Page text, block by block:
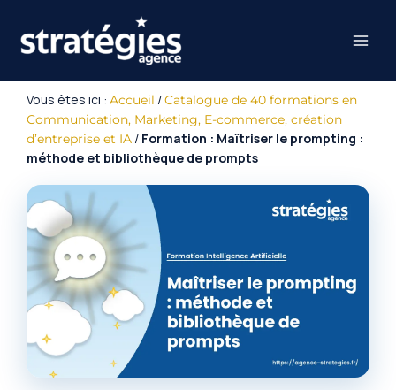
contenu
Vous êtes ici : Accueil /Catalogue de 40 formations en
Communication, Marketing, E-commerce, création
d’entreprise et IA / Formation : Maîtriser le prompting :
méthode et bibliothèque de prompts